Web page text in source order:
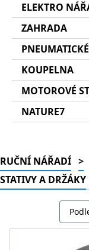
ELEKTRO
ZAHRADA
KOUPELNA
MOTOROVÉ
NATURE7
RUČNÍ NÁŘADÍ >
STATIVY A DRŽÁKY